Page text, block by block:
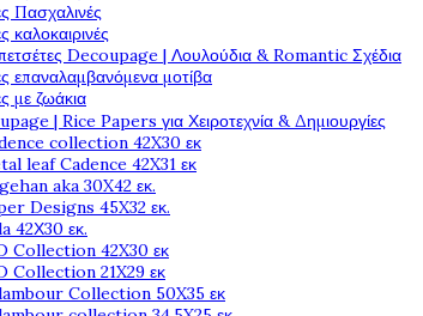
Πασχαλινές
καλοκαιρινές
Decoupage | Λουλούδια & Romantic Σχέδια
επαναλαμβανόμενα μοτίβα
με ζωάκια
| Rice Papers για Χειροτεχνία & Δημιουργίες
collection 42X30 εκ
leaf Cadence 42X31 εκ
aka 30X42 εκ.
Designs 45X32 εκ.
42Χ30 εκ.
Collection 42X30 εκ
Collection 21X29 εκ
Collection 50X35 εκ